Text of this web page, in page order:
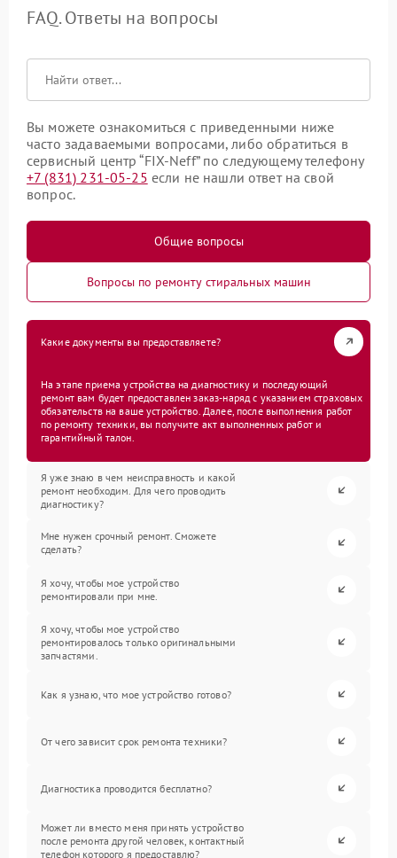
FAQ. Ответы на вопросы
Вы можете ознакомиться с приведенными ниже
часто задаваемыми вопросами, либо обратиться в
сервисный центр “FIX-Neff” по следующему телефону
+7 (831) 231-05-25 если не нашли ответ на свой
вопрос.
Общие вопросы
Вопросы по ремонту стиральных машин
Какие документы вы предоставляете?
На этапе приема устройства на диагностику и последующий
ремонт вам будет предоставлен заказ-наряд с указанием страховых
обязательств на ваше устройство. Далее, после выполнения работ
по ремонту техники, вы получите акт выполненных работ и
гарантийный талон.
Я уже знаю в чем неисправность и какой
ремонт необходим. Для чего проводить
диагностику?
Мне нужен срочный ремонт. Сможете
сделать?
Я хочу, чтобы мое устройство
ремонтировали при мне.
Я хочу, чтобы мое устройство
ремонтировалось только оригинальными
запчастями.
Как я узнаю, что мое устройство готово?
От чего зависит срок ремонта техники?
Диагностика проводится бесплатно?
Может ли вместо меня принять устройство
после ремонта другой человек, контактный
телефон которого я предоставлю?